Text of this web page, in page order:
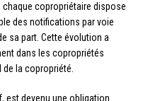
copropriétaire dispose
des notifications par voie
sa part. Cette évolution a
dans les copropriétés
la copropriété.
est devenu une obligation